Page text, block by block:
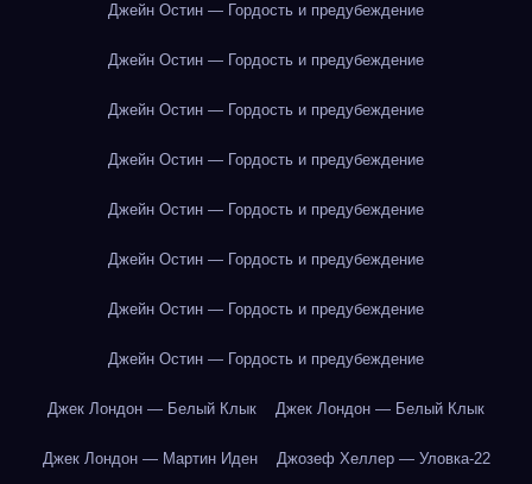
Джейн Остин — Гордость и предубеждение
Джейн Остин — Гордость и предубеждение
Джейн Остин — Гордость и предубеждение
Джейн Остин — Гордость и предубеждение
Джейн Остин — Гордость и предубеждение
Джейн Остин — Гордость и предубеждение
Джейн Остин — Гордость и предубеждение
Джейн Остин — Гордость и предубеждение
Джек Лондон — Белый Клык Джек Лондон — Белый Клык
Джек Лондон — Мартин Иден Джозеф Хеллер — Уловка-22